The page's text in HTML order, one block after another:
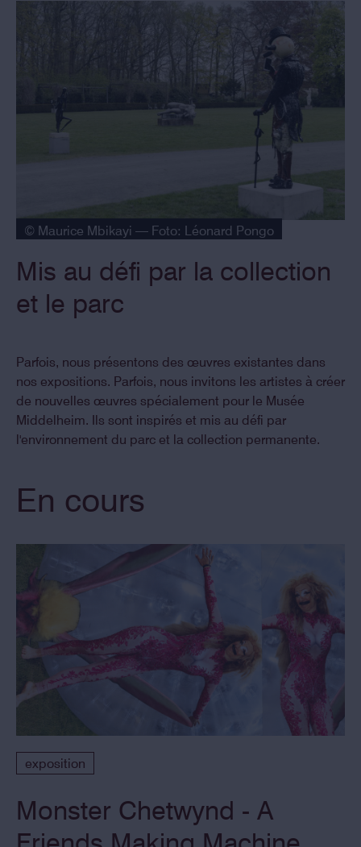
© Maurice Mbikayi — Foto: Léonard Pongo
Mis au défi par la collection
et le parc
Parfois, nous présentons des œuvres existantes dans
nos expositions. Parfois, nous invitons les artistes à créer
de nouvelles œuvres spécialement pour le Musée
Middelheim. Ils sont inspirés et mis au défi par
l'environnement du parc et la collection permanente.
En cours
exposition
Monster Chetwynd - A